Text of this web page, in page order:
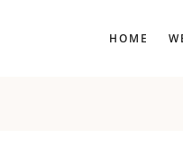
HOME